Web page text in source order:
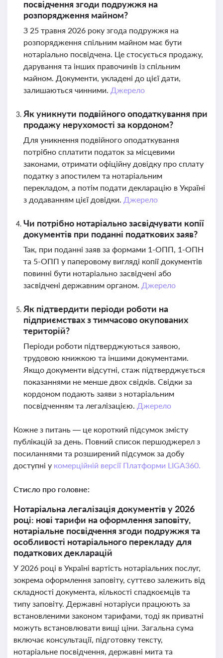
посвідчення згоди подружжя на
розпорядження майном?
З 25 травня 2026 року згода подружжя на
розпорядження спільним майном має бути
нотаріально посвідчена. Це стосується продажу,
дарування та інших правочинів із спільним
майном. Документи, укладені до цієї дати,
залишаються чинними. Джерело
Як уникнути подвійного оподаткування при
продажу нерухомості за кордоном?
Для уникнення подвійного оподаткування
потрібно сплатити податок за місцевими
законами, отримати офіційну довідку про сплату
податку з апостилем та нотаріальним
перекладом, а потім подати декларацію в Україні
з додаванням цієї довідки. Джерело
Чи потрібно нотаріально засвідчувати копії
документів при поданні податкових заяв?
Так, при поданні заяв за формами 1-ОПП, 1-ОПН
та 5-ОПП у паперовому вигляді копії документів
повинні бути нотаріально засвідчені або
засвідчені державним органом. Джерело
Як підтвердити періоди роботи на
підприємствах з тимчасово окупованих
територій?
Періоди роботи підтверджуються заявою,
трудовою книжкою та іншими документами.
Якщо документи відсутні, стаж підтверджується
показаннями не менше двох свідків. Свідки за
кордоном подають заяви з нотаріальним
посвідченням та легалізацією. Джерело
Кожне з питань — це короткий підсумок змісту
публікацій за день. Повний список першоджерел з
посиланнями та розширений підсумок за добу
доступні у комерційній версії Платформи LIGA360.
Стисло про головне:
Нотаріальна легалізація документів у 2026
році: нові тарифи на оформлення заповіту,
нотаріальне посвідчення згоди подружжя та
особливості нотаріального перекладу для
податкових декларацій
У 2026 році в Україні вартість нотаріальних послуг,
зокрема оформлення заповіту, суттєво залежить від
складності документа, кількості спадкоємців та
типу заповіту. Державні нотаріуси працюють за
встановленими законом тарифами, тоді як приватні
можуть встановлювати вищі ціни. Загальна сума
включає консультації, підготовку тексту,
нотаріальне посвідчення, державні мита та